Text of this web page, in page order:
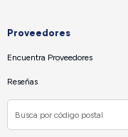
Proveedores
Encuentra Proveedores
Reseñas